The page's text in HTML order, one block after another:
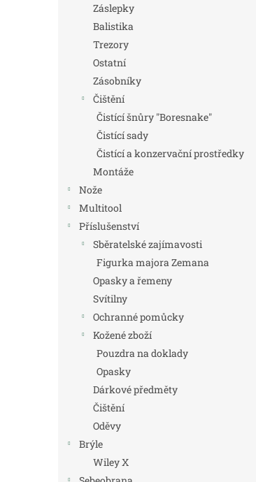
Záslepky
Balistika
Trezory
Ostatní
Zásobníky
Čištění
Čistící šnůry "Boresnake"
Čistící sady
Čistící a konzervační prostředky
Montáže
Nože
Multitool
Příslušenství
Sběratelské zajímavosti
Figurka majora Zemana
Opasky a řemeny
Svítilny
Ochranné pomůcky
Kožené zboží
Pouzdra na doklady
Opasky
Dárkové předměty
Čištění
Oděvy
Brýle
Wiley X